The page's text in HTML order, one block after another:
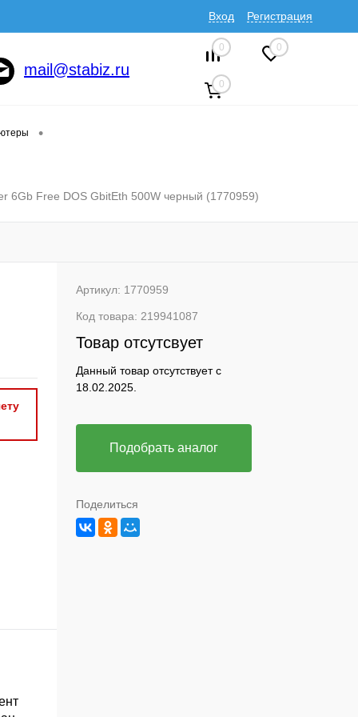
Вход Регистрация
mail@stabiz.ru
0 0
0
•
6Gb Free DOS GbitEth 500W черный (1770959)
Артикул: 1770959
Код товара: 219941087
Товар отсутсвует
Данный товар отсутствует с
18.02.2025.
Подобрать аналог
Поделиться